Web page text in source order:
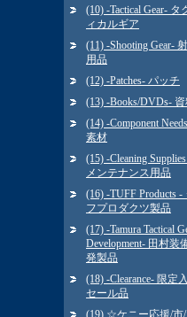
(10) -Tactical Gear- タ
ィカルギア
(11) -Shooting Gear-
用品
(12) -Patches- パッチ
(13) -Books/DVDs-
(14) -Component
素材
(15) -Cleaning
メンテナンス用品
(16) -TUFF Products -
フプロダクツ製品
(17) -Tamura Tactical
Development- 田村装
発製品
(18) -Clearance- 限定
セール品
(19) ☆ケニー応援/市/